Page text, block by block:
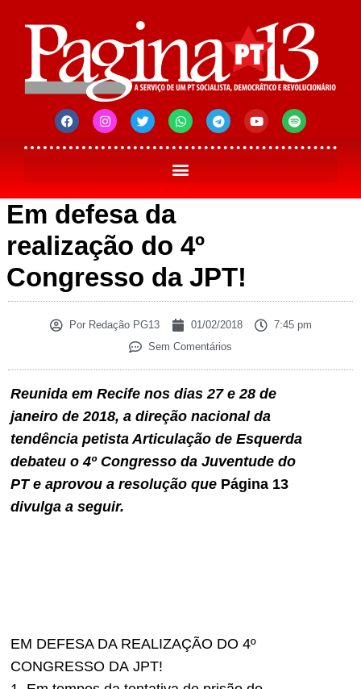
Em defesa da
realização do 4º
Congresso da JPT!
PorRedação PG13 01/02/2018
7:45 pm
Sem Comentários
Reunida em Recife nos dias 27 e 28 de
janeiro de 2018, a direção nacional da
tendência petista Articulação de Esquerda
debateu o 4º Congresso da Juventude do
PT e aprovou a resolução que Página 13
divulga a seguir.
EM DEFESA DA REALIZAÇÃO DO 4º
CONGRESSO DA JPT!